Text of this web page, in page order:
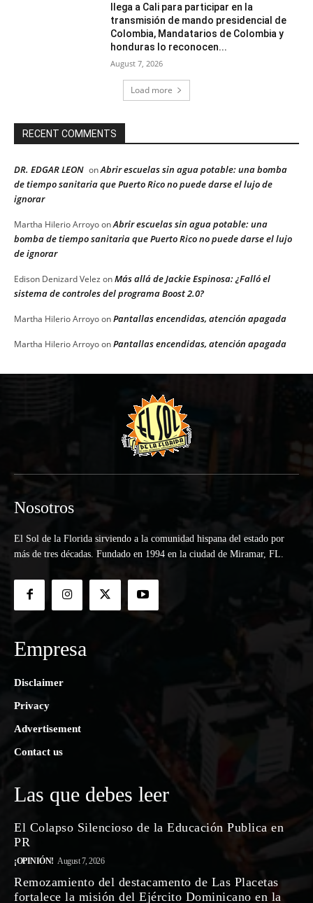
llega a Cali para participar en la
transmisión de mando presidencial de
Colombia, Mandatarios de Colombia y
honduras lo reconocen...
August 7, 2026
Load more
RECENT COMMENTS
DR. EDGAR LEON onAbrir escuelas sin agua potable: una bomba
de tiempo sanitaria que Puerto Rico no puede darse el lujo de
ignorar
Martha Hilerio ArroyoonAbrir escuelas sin agua potable: una
bomba de tiempo sanitaria que Puerto Rico no puede darse el lujo
de ignorar
Edison Denizard Velez onMás allá de Jackie Espinosa: ¿Falló el
sistema de controles del programa Boost 2.0?
Martha Hilerio ArroyoonPantallas encendidas, atención apagada
Martha Hilerio ArroyoonPantallas encendidas, atención apagada
Nosotros
El Sol de la Florida sirviendo a la comunidad hispana del estado por
más de tres décadas. Fundado en 1994 en la ciudad de Miramar, FL.
Empresa
Disclaimer
Privacy
Advertisement
Contact us
Las que debes leer
El Colapso Silencioso de la Educación Publica en
PR
¡OPINIÓN! August 7, 2026
Remozamiento del destacamento de Las Placetas
fortalece la misión del Ejército Dominicano en la